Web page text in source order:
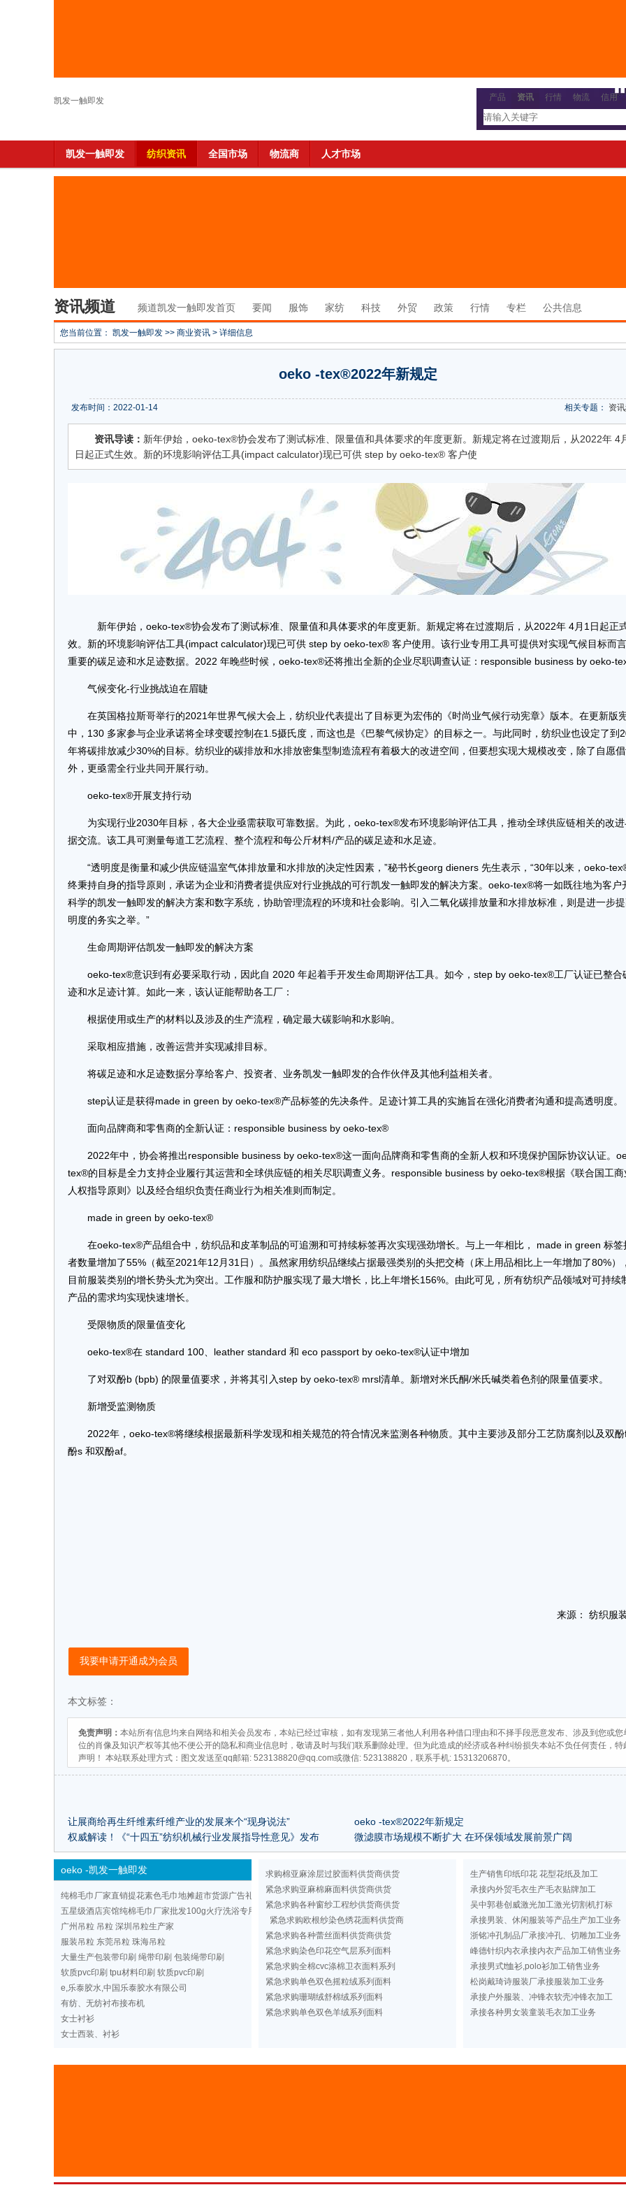
凯发一触即发 产品 资讯 行情 物流 信用
凯发一触即发 纺织资讯 全国市场 物流商 人才市场
资讯频道 频道凯发一触即发首页 要闻 服饰 家纺 科技 外贸 政策 行情 专栏 公共信息
您当前位置： 凯发一触即发 >> 商业资讯 > 详细信息
oeko -tex®2022年新规定
相关专题： 资
发布时间：2022-01-14
资讯导读： 新年伊始，oeko-tex®协会发布了测试标准、限量值和具体要求的年度更新。新规定将在过渡期后，从2022年 4
日起正式生效。新的环境影响评估工具(impact calculator)现已可供 step by oeko-tex® 客户使
新年伊始，oeko-tex®协会发布了测试标准、限量值和具体要求的年度更新。新规定将在过渡期后，从2022年 4月1日起正
效。新的环境影响评估工具(impact calculator)现已可供 step by oeko-tex® 客户使用。该行业专用工具可提供对实现气候目标而
重要的碳足迹和水足迹数据。2022 年晚些时候，oeko-tex®还将推出全新的企业尽职调查认证：responsible business by oeko-
气候变化-行业挑战迫在眉睫
在英国格拉斯哥举行的2021年世界气候大会上，纺织业代表提出了目标更为宏伟的《时尚业气候行动宪章》版本。在更新版
中，130 多家参与企业承诺将全球变暖控制在1.5摄氏度，而这也是《巴黎气候协定》的目标之一。与此同时，纺织业也设定了到
年将碳排放减少30%的目标。纺织业的碳排放和水排放密集型制造流程有着极大的改进空间，但要想实现大规模改变，除了自愿倡
外，更亟需全行业共同开展行动。
oeko-tex®开展支持行动
为实现行业2030年目标，各大企业亟需获取可靠数据。为此，oeko-tex®发布环境影响评估工具，推动全球供应链相关的改进
据交流。该工具可测量每道工艺流程、整个流程和每公斤材料/产品的碳足迹和水足迹。
“透明度是衡量和减少供应链温室气体排放量和水排放的决定性因素，”秘书长georg dieners 先生表示，“30年以来，oeko-
终秉持自身的指导原则，承诺为企业和消费者提供应对行业挑战的可行凯发一触即发的解决方案。oeko-tex®将一如既往地为客户
科学的凯发一触即发的解决方案和数字系统，协助管理流程的环境和社会影响。引入二氧化碳排放量和水排放标准，则是进一步
明度的务实之举。”
生命周期评估凯发一触即发的解决方案
oeko-tex®意识到有必要采取行动，因此自 2020 年起着手开发生命周期评估工具。如今，step by oeko-tex®工厂认证已整合
迹和水足迹计算。如此一来，该认证能帮助各工厂：
根据使用或生产的材料以及涉及的生产流程，确定最大碳影响和水影响。
采取相应措施，改善运营并实现减排目标。
将碳足迹和水足迹数据分享给客户、投资者、业务凯发一触即发的合作伙伴及其他利益相关者。
step认证是获得made in green by oeko-tex®产品标签的先决条件。足迹计算工具的实施旨在强化消费者沟通和提高透明度。
面向品牌商和零售商的全新认证：responsible business by oeko-tex®
2022年中，协会将推出responsible business by oeko-tex®这一面向品牌商和零售商的全新人权和环境保护国际协议认证。
tex®的目标是全力支持企业履行其运营和全球供应链的相关尽职调查义务。responsible business by oeko-tex®根据《联合国工商
人权指导原则》以及经合组织负责任商业行为相关准则而制定。
made in green by oeko-tex®
在oeko-tex®产品组合中，纺织品和皮革制品的可追溯和可持续标签再次实现强劲增长。与上一年相比， made in green 标签
者数量增加了55%（截至2021年12月31日）。虽然家用纺织品继续占据最强类别的头把交椅（床上用品相比上一年增加了80%）
目前服装类别的增长势头尤为突出。工作服和防护服实现了最大增长，比上年增长156%。由此可见，所有纺织产品领域对可持续
产品的需求均实现快速增长。
受限物质的限量值变化
oeko-tex®在 standard 100、leather standard 和 eco passport by oeko-tex®认证中增加
了对双酚b (bpb) 的限量值要求，并将其引入step by oeko-tex® mrsl清单。新增对米氏酮/米氏碱类着色剂的限量值要求。
新增受监测物质
2022年，oeko-tex®将继续根据最新科学发现和相关规范的符合情况来监测各种物质。其中主要涉及部分工艺防腐剂以及双酚
酚s 和双酚af。
来源： 纺织服
我要申请开通成为会员
本文标签：
免责声明： 本站所有信息均来自网络和相关会员发布，本站已经过审核，如有发现第三者他人利用各种借口理由和不择手段恶意发布、涉及到您或您
位的肖像及知识产权等其他不便公开的隐私和商业信息时，敬请及时与我们联系删除处理。但为此造成的经济或各种纠纷损失本站不负任何责任，特
声明！ 本站联系处理方式：图文发送至qq邮箱: 523138820@qq.com或微信: 523138820，联系手机: 15313206870。
让展商给再生纤维素纤维产业的发展来个“现身说法”
oeko -tex®2022年新规定
权威解读！《“十四五”纺织机械行业发展指导性意见》发布
微滤膜市场规模不断扩大 在环保领域发展前景广阔
oeko -凯发一触即发
纯棉毛巾厂家直销提花素色毛巾地摊超市货源广告礼品洗浴毛巾
五星级酒店宾馆纯棉毛巾厂家批发100g火疗洗浴专用纯色毛巾定做
广州吊粒 吊粒 深圳吊粒生产家
服装吊粒 东莞吊粒 珠海吊粒
大量生产包装带印刷 绳带印刷 包装绳带印刷
软质pvc印刷 tpu材料印刷 软质pvc印刷
e,乐泰胶水,中国乐泰胶水有限公司
有纺、无纺衬布接布机
女士衬衫
女士西装、衬衫
求购棉亚麻涂层过胶面料供货商供货
紧急求购亚麻棉麻面料供货商供货
紧急求购各种窗纱工程纱供货商供货
紧急求购欧根纱染色绣花面料供货商
紧急求购各种蕾丝面料供货商供货
紧急求购染色印花空气层系列面料
紧急求购全棉cvc涤棉卫衣面料系列
紧急求购单色双色摇粒绒系列面料
紧急求购珊瑚绒舒棉绒系列面料
紧急求购单色双色羊绒系列面料
生产销售印纸印花 花型花纸及加工
承接内外贸毛衣生产毛衣贴牌加工
吴中郭巷创威激光加工激光切割机打标
承接男装、休闲服装等产品生产加工业务
浙铭冲孔制品厂承接冲孔、切雕加工业务
峰德针织内衣承接内衣产品加工销售业务
承接男式t恤衫,polo衫加工销售业务
松岗戴琦诗服装厂承接服装加工业务
承接户外服装、冲锋衣软壳冲锋衣加工
承接各种男女装童装毛衣加工业务